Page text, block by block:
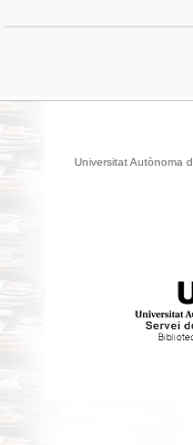
Universitat Autònoma